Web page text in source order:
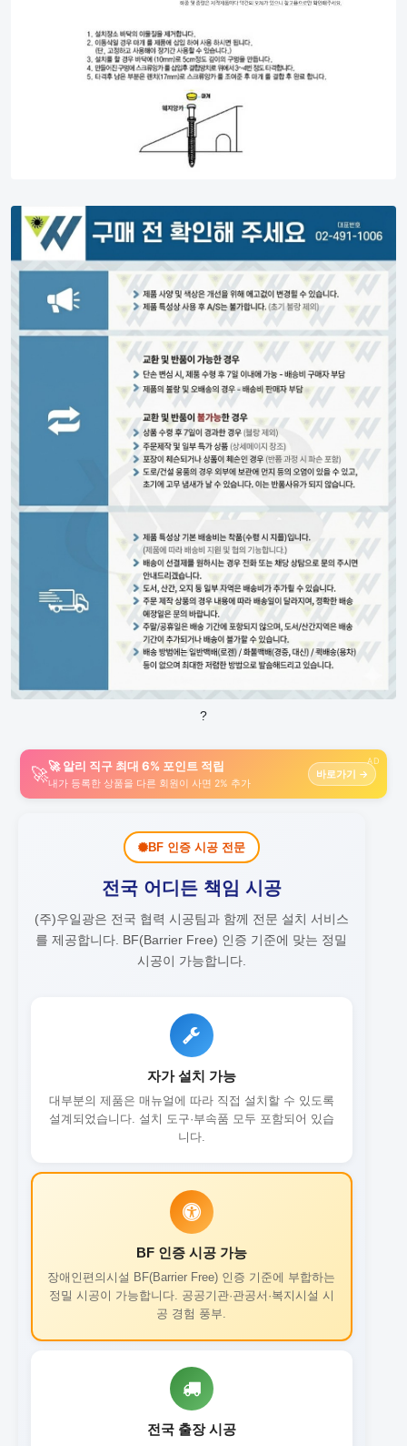
?
AD
🚀🚀 알리 직구 최대 6% 포인트 적립
내가 등록한 상품을 다른 회원이 사면 2% 추가
바로가기 →
BF 인증 시공 전문
전국 어디든 책임 시공
(주)우일광은 전국 협력 시공팀과 함께 전문 설치 서비스
를 제공합니다. BF(Barrier Free) 인증 기준에 맞는 정밀
시공이 가능합니다.
자가 설치 가능
대부분의 제품은 매뉴얼에 따라 직접 설치할 수 있도록
설계되었습니다. 설치 도구·부속품 모두 포함되어 있습
니다.
BF 인증 시공 가능
장애인편의시설 BF(Barrier Free) 인증 기준에 부합하는
정밀 시공이 가능합니다. 공공기관·관공서·복지시설 시
공 경험 풍부.
전국 출장 시공